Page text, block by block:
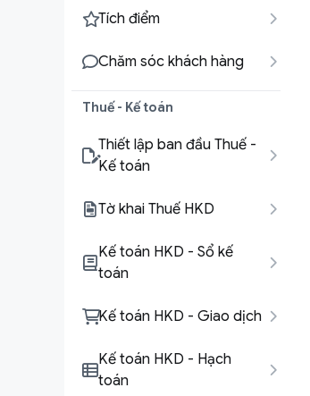
Tích điểm
Chăm sóc khách hàng
Thuế - Kế toán
Thiết lập ban đầu Thuế -
Kế toán
Tờ khai Thuế HKD
Kế toán HKD - Sổ kế
toán
Kế toán HKD - Giao dịch
Kế toán HKD - Hạch
toán